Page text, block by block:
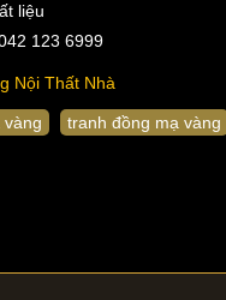
liệu
123 6999
Nội Thất Nhà
vàng tranh đồng mạ vàng